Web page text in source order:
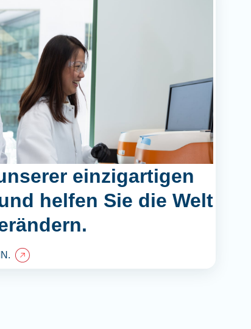
einzigartigen
helfen Sie die Welt